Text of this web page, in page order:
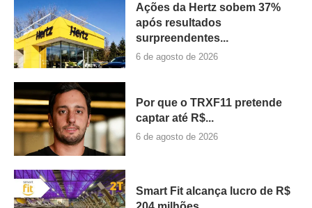
Ações da Hertz sobem 37%
após resultados
surpreendentes...
6 de agosto de 2026
Por que o TRXF11 pretende
captar até R$...
6 de agosto de 2026
Smart Fit alcança lucro de R$